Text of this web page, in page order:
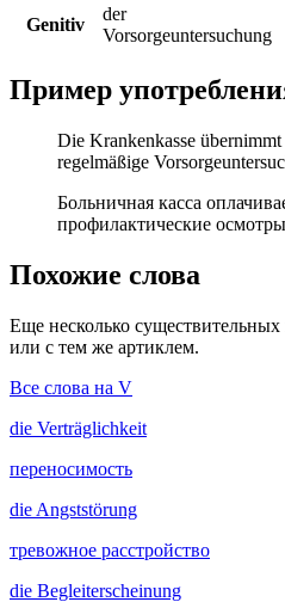
Genitiv
der
Vorsorgeuntersuchung
Пример
Die Krankenkasse
regelmäßige
Больничная касса
профилактические
Похожие слова
Еще несколько
или с тем же артиклем.
Все слова на V
die Verträglichkeit
переносимость
die Angststörung
тревожное расстройство
die Begleiterscheinung